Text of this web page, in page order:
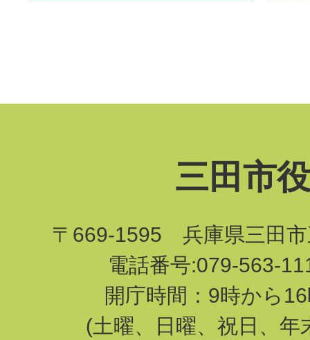
三田市
〒669-1595 兵庫県三田市
電話番号:079-563-
開庁時間：9時から
(土曜、日曜、祝日、年